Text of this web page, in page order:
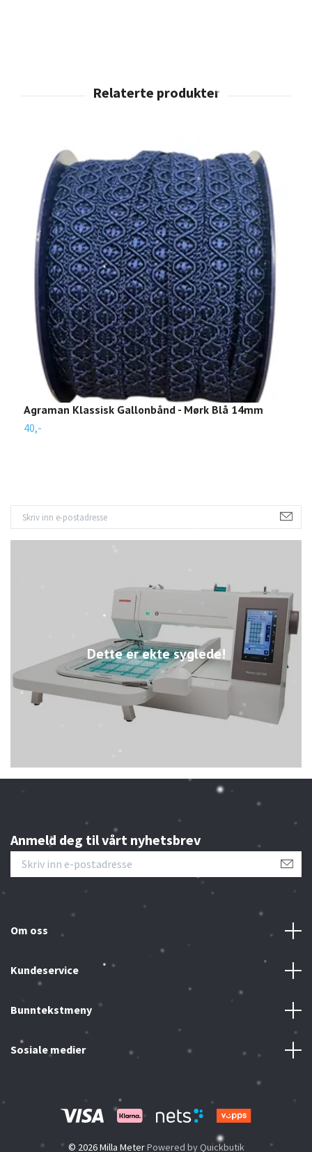
Dette er ekte syglede!
Agraman Klassisk Gallonbånd - Mørk Blå 14mm
40,-
Anmeld deg til vårt nyhetsbrev
Om oss
Kundeservice
Bunntekstmeny
Sosiale medier
© 2026 Milla MeterPowered by Quickbutik